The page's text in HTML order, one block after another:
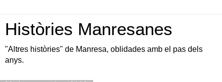
Històries Manresanes
"Altres històries" de Manresa, oblidades amb el pas dels
anys.